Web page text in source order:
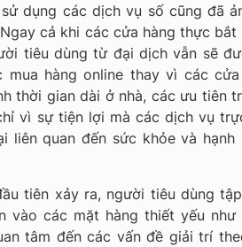
dụng các dịch vụ số cũng đã
cả khi các cửa hàng thực
tiêu dùng từ đại dịch vẫn sẽ
mua hàng online thay vì các
thời gian dài ở nhà, các ưu tiên
vì sự tiện lợi mà các dịch vụ
liên quan đến sức khỏe và
tiên xảy ra, người tiêu dùng
vào các mặt hàng thiết yếu
tâm đến các vấn đề giải trí